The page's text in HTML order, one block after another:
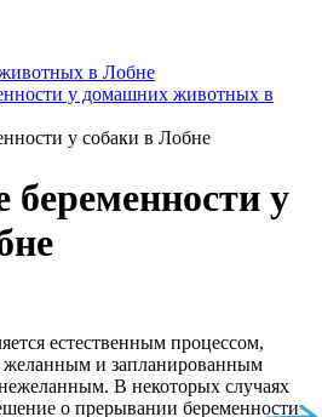
в Лобне
у домашних животных в
у собаки в Лобне
у
естественным процессом,
и запланированным
В некоторых случаях
о прерывании беременности